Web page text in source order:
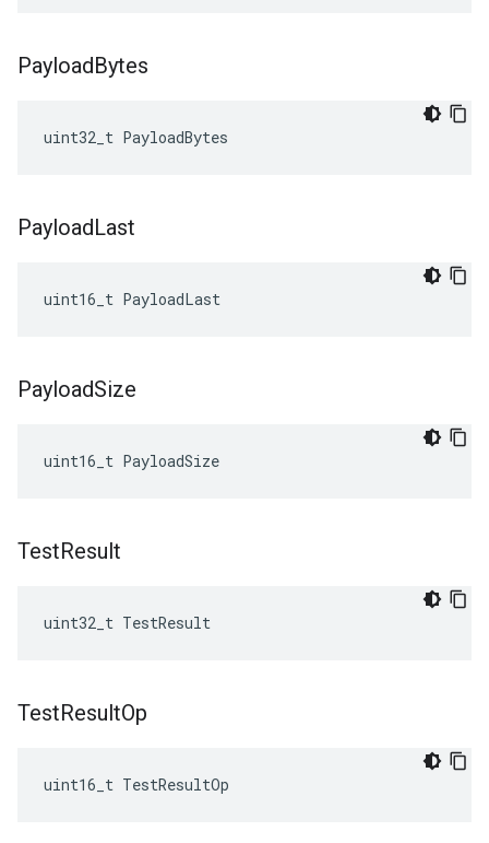
PayloadBytes
uint32_t PayloadBytes
PayloadLast
uint16_t PayloadLast
PayloadSize
uint16_t PayloadSize
TestResult
uint32_t TestResult
TestResultOp
uint16_t TestResultOp